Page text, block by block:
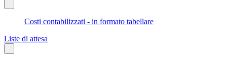
Costi contabilizzati - in formato tabellare
Liste di attesa